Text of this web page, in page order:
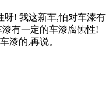
呀! 我这新车,怕对车漆有
有一定的车漆腐蚀性!
漆的,再说。